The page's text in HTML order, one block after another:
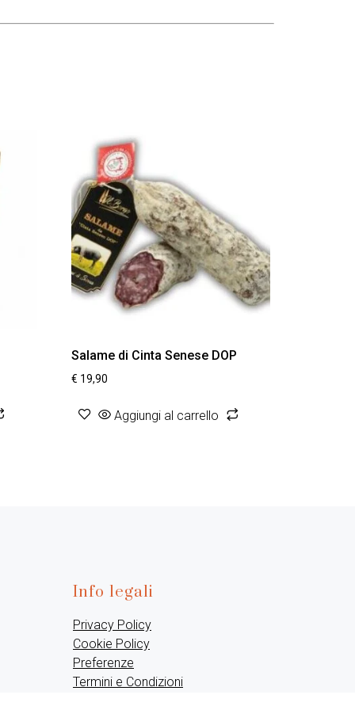
Salame di Cinta Senese DOP
€ 19,90
Aggiungi al carrello
Info legali
Privacy Policy
Cookie Policy
Preferenze
Termini e Condizioni